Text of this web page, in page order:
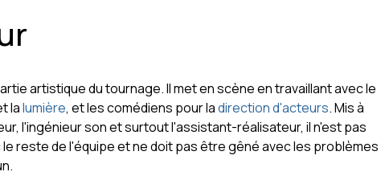
artistique du tournage. Il met en scène en travaillant avec le
lalumière, et les comédiens pour ladirection d'acteurs. Mis à
l'ingénieur son et surtout l'assistant-réalisateur, il n'est pas
reste de l'équipe et ne doit pas être gêné avec les problèmes